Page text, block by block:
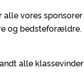
alle vores
og bedsteforældre.
alle